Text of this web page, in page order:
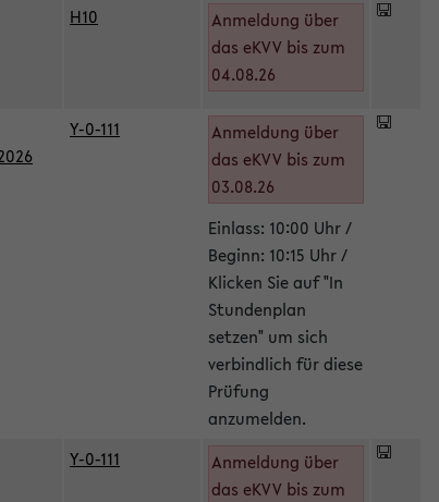
H10
Anmeldung über
das eKVV bis zum
04.08.26
Y-0-111
Anmeldung über
das eKVV bis zum
03.08.26
Einlass: 10:00 Uhr /
Beginn: 10:15 Uhr /
Klicken Sie auf "In
Stundenplan
setzen" um sich
verbindlich für diese
Prüfung
anzumelden.
Y-0-111
Anmeldung über
das eKVV bis zum